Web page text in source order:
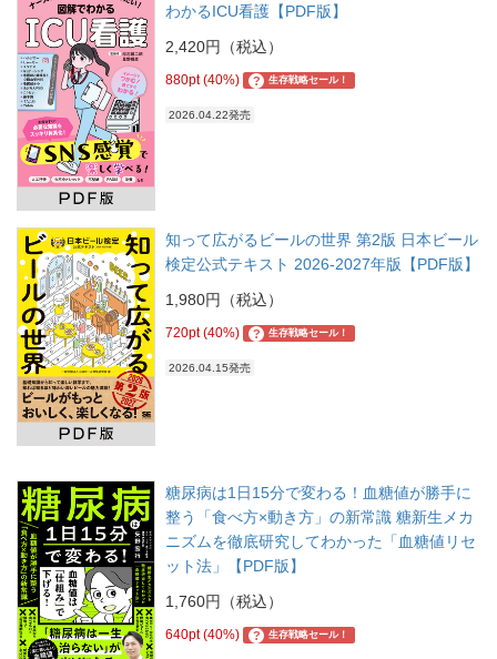
わかるICU看護【PDF版】
2,420円（税込）
880pt (40%) ? 生存戦略セール！
2026.04.22発売
知って広がるビールの世界 第2版 日本ビール
検定公式テキスト 2026-2027年版【PDF版】
1,980円（税込）
720pt (40%) ? 生存戦略セール！
2026.04.15発売
糖尿病は1日15分で変わる！血糖値が勝手に
整う「食べ方×動き方」の新常識 糖新生メカ
ニズムを徹底研究してわかった「血糖値リセ
ット法」【PDF版】
1,760円（税込）
640pt (40%) ? 生存戦略セール！